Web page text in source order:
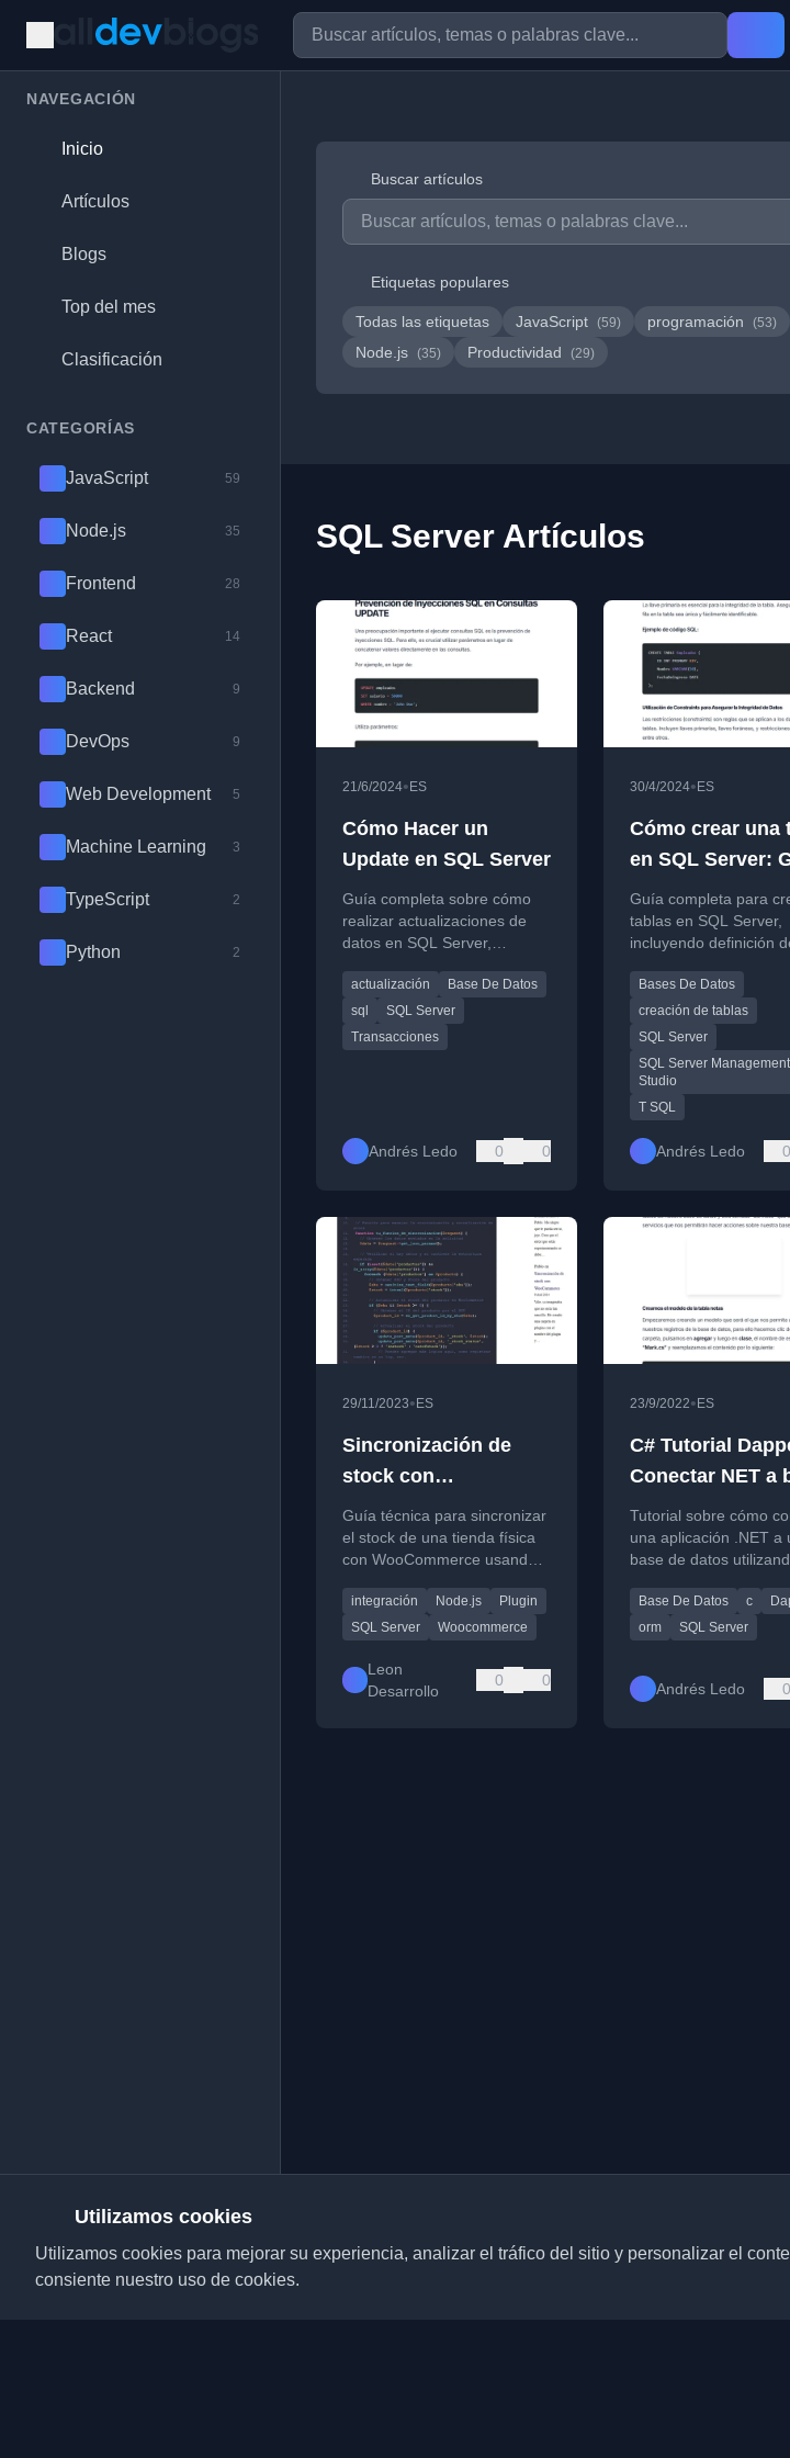
NAVEGACIÓN
Inicio
Artículos
Blogs
Top del mes
Clasificación
CATEGORÍAS
JavaScript 59
Node.js 35
Frontend 28
React 14
Backend 9
DevOps 9
Web Development 5
Machine Learning 3
TypeScript 2
Python 2
Buscar artículos
Etiquetas populares
Todas las etiquetas JavaScript (59) programación (53)
Node.js (35) Productividad (29)
SQL Server Artículos
21/6/2024• ES
Cómo Hacer un
Update en SQL Server
Guía completa sobre cómo
realizar actualizaciones de
datos en SQL Server,
transacciones, subconsultas y
buenas prácticas.
actualización
Base De Datos
sql
SQL Server
Transacciones
Andrés Ledo 0 0
30/4/2024• ES
Cómo crear una
en SQL Server:
completa y
prácticos
Guía completa para
tablas en SQL Server,
incluyendo definición
constraints y mejores
prácticas.
Bases De Datos
creación de tablas
SQL Server
SQL Server Management
Studio
T SQL
Andrés Ledo 0
29/11/2023• ES
Sincronización de
stock con
WooCommerce
Guía técnica para sincronizar
el stock de una tienda física
con WooCommerce usando
plugin personalizado.
integración Node.js
Plugin
SQL Server
Woocommerce
Leon
Desarrollo
0 0
23/9/2022• ES
C# Tutorial
Conectar NET a
de datos
Tutorial sobre cómo
una aplicación .NET a
base de datos
incluyendo la creación
proyecto y operaciones
Base De Datos c
orm
SQL Server
Andrés Ledo 0
Utilizamos cookies
Utilizamos cookies para mejorar su experiencia, analizar el tráfico del sitio y personalizar el
consiente nuestro uso de cookies.